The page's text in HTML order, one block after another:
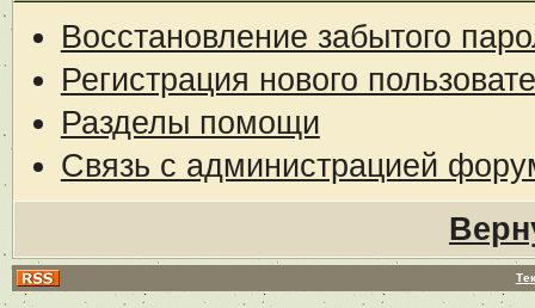
Восстановление забытого
Регистрация нового
Разделы помощи
Связь с администрацией